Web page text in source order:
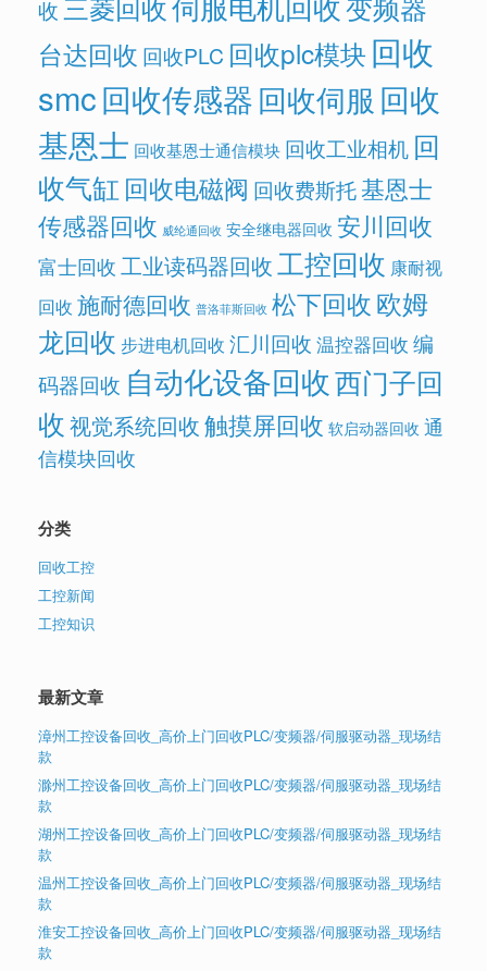
收
台达回收 回收PLC 回收plc模块 回收
smc回收传感器回收伺服 回收
基恩士 回收基恩士通信模块 回收工业相机 回
收气缸 回收电磁阀 回收费斯托基恩士
传感器回收 威纶通回收 安全继电器回收 安川回收
富士回收工业读码器回收工控回收 康耐视
回收 施耐德回收 普洛菲斯回收 松下回收欧姆
龙回收 步进电机回收 汇川回收 温控器回收 编
码器回收 自动化设备回收西门子回
收视觉系统回收触摸屏回收 软启动器回收 通
信模块回收
分类
回收工控
工控新闻
工控知识
最新文章
漳州工控设备回收_高价上门回收PLC/变频器/伺服驱动器_现场结
款
滁州工控设备回收_高价上门回收PLC/变频器/伺服驱动器_现场结
款
湖州工控设备回收_高价上门回收PLC/变频器/伺服驱动器_现场结
款
温州工控设备回收_高价上门回收PLC/变频器/伺服驱动器_现场结
款
淮安工控设备回收_高价上门回收PLC/变频器/伺服驱动器_现场结
款